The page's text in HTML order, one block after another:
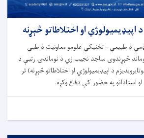
اپیډیمیولوژي او اختلاطاتو څېړنه
د طبیعي – تخنیکي علومو معاونیت د طبي
څېړندوی ساجد نجیب زي د نوماندۍ رتبې د
د اپیډیمیولوژي او اختلاطاتو څېړنه) تر
استاذانو په حضور کې دفاع وکړه.